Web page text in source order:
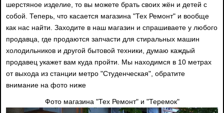
шерстяное изделие, то вы можете брать своих жён и детей с
собой. Теперь, что касается магазина "Тех Ремонт" и вообще
как нас найти. Заходите в наш магазин и спрашиваете у любого
продавца, где продаются запчасти для стиральных машин
холодильников и другой бытовой техники, думаю каждый
продавец укажет вам куда пройти. Мы находимся в 10 метрах
от выхода из станции метро "Студенческая", обратите
внимание на фото ниже
Фото магазина "Тех Ремонт" и "Теремок"